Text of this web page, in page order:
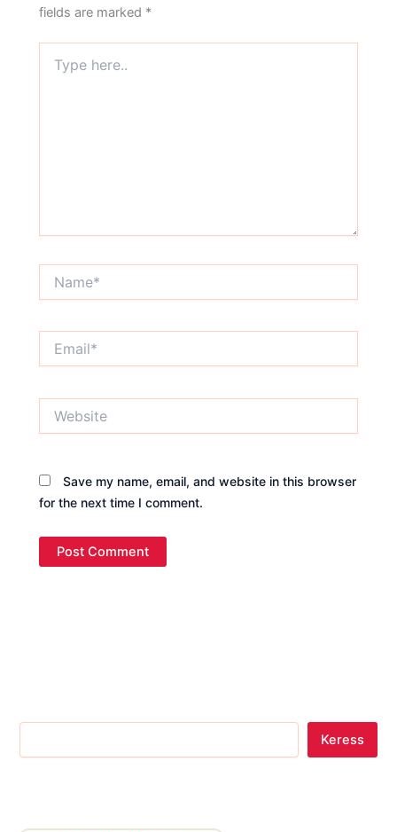
fields are marked *
here..
Save my name, email, and website in this browser
for the next time I comment.
Keress